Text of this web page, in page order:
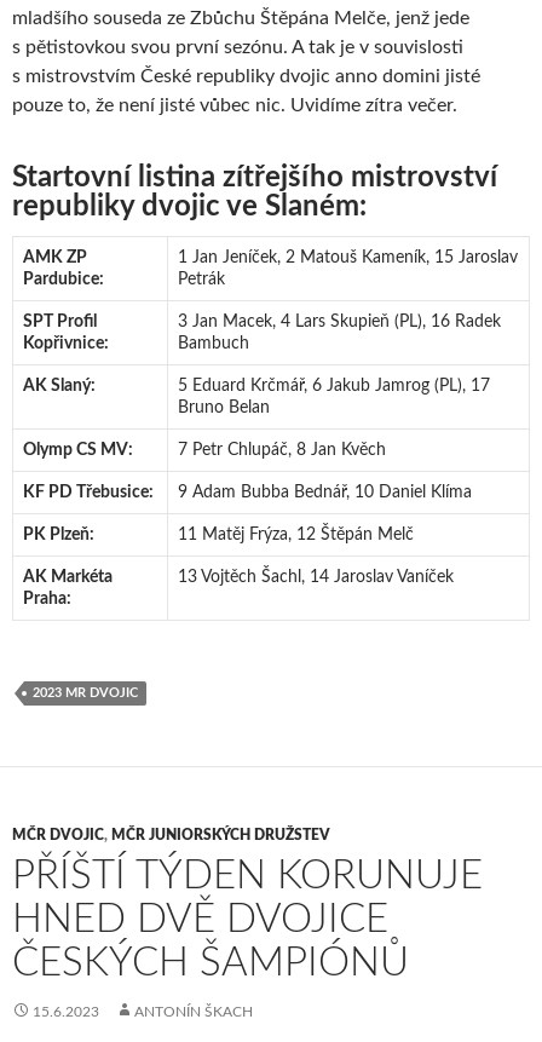
mladšího souseda ze Zbůchu Štěpána Melče, jenž jede
s pětistovkou svou první sezónu. A tak je v souvislosti
s mistrovstvím České republiky dvojic anno domini jisté
pouze to, že není jisté vůbec nic. Uvidíme zítra večer.
Startovní listina zítřejšího mistrovství
republiky dvojic ve Slaném:
AMK ZP
Pardubice:
1 Jan Jeníček, 2 Matouš Kameník, 15 Jaroslav
Petrák
SPT Profil
Kopřivnice:
3 Jan Macek, 4 Lars Skupieň (PL), 16 Radek
Bambuch
AK Slaný:
5 Eduard Krčmář, 6 Jakub Jamrog (PL), 17
Bruno Belan
Olymp CS MV: 7 Petr Chlupáč, 8 Jan Kvěch
KF PD Třebusice: 9 Adam Bubba Bednář, 10 Daniel Klíma
PK Plzeň: 11 Matěj Frýza, 12 Štěpán Melč
AK Markéta
Praha:
13 Vojtěch Šachl, 14 Jaroslav Vaníček
2023 MR DVOJIC
MČR DVOJIC, MČR JUNIORSKÝCH DRUŽSTEV
PŘÍŠTÍ TÝDEN KORUNUJE
HNED DVĚ DVOJICE
ČESKÝCH ŠAMPIÓNŮ
15.6.2023 ANTONÍN ŠKACH